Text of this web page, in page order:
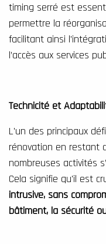
timing serré est
permettre la
facilitant ainsi
l’accès aux services
Technicité et
L'un des principaux
rénovation en restant
nombreuses activités
Cela signifie qu'il est
intrusive, sans
bâtiment, la sécurité